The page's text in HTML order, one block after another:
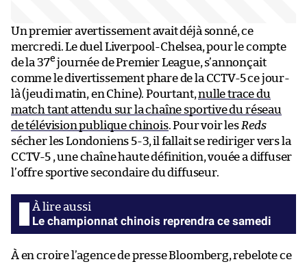
Un premier avertissement avait déjà sonné, ce
mercredi. Le duel Liverpool-Chelsea, pour le compte
de la 37e journée de Premier League, s’annonçait
comme le divertissement phare de la CCTV-5 ce jour-
là (jeudi matin, en Chine). Pourtant,nulle trace du
match tant attendu sur la chaîne sportive du réseau
de télévision publique chinois. Pour voir les Reds
sécher les Londoniens 5-3, il fallait se rediriger vers la
CCTV-5 , une chaîne haute définition, vouée a diffuser
l’offre sportive secondaire du diffuseur.
Le championnat chinois reprendra ce samedi
À en croire l’agence de presse Bloomberg, rebelote ce